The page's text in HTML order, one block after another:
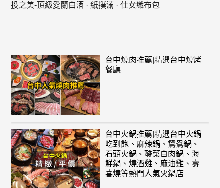
投之美-頂級愛蘭白酒 · 紙撲滿 · 仕女織布包
台中燒肉推薦|精選台中燒烤
餐廳
台中火鍋推薦|精選台中火鍋
吃到飽、麻辣鍋、鴛鴦鍋、
石頭火鍋、酸菜白肉鍋、海
鮮鍋、燒酒雞、麻油雞、壽
喜燒等熱門人氣火鍋店